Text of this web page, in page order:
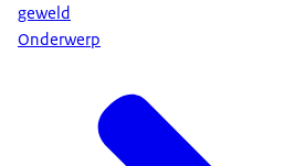
geweld
Onderwerp